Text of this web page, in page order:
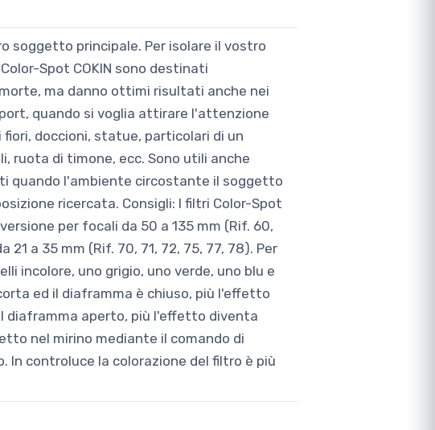
soggetto principale. Per isolare il vostro
Spot COKIN sono destinati
ma danno ottimi risultati anche nei
quando si voglia attirare l'attenzione
doccioni, statue, particolari di un
ruota di timone, ecc. Sono utili anche
quando l'ambiente circostante il soggetto
ricercata. Consigli: I filtri Color-Spot
per focali da 50 a 135 mm (Rif. 60,
21 a 35 mm (Rif. 70, 71, 72, 75, 77, 78). Per
incolore, uno grigio, uno verde, uno blu e
ed il diaframma è chiuso, più l'effetto
diaframma aperto, più l'effetto diventa
nel mirino mediante il comando di
In controluce la colorazione del filtro è più